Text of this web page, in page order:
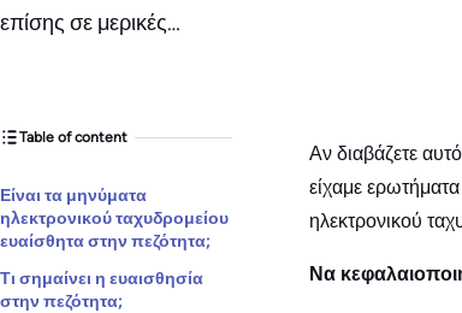
επίσης σε μερικές…
Table of content
Είναι τα μηνύματα
ηλεκτρονικού ταχυδρομείου
ευαίσθητα στην πεζότητα;
Τι σημαίνει η ευαισθησία
στην πεζότητα;
Αν διαβάζετε
είχαμε
ηλεκτρονικού
Να